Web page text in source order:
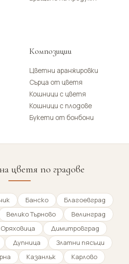
Композиции
Цветни аранжировки
Сърца от цветя
Кошници с цветя
Кошници с плодове
Букети от бонбони
цветя по градове
Банско
Благоевград
Велико Търново
Велинград
Димитровград
Дупница
Златни пясъци
Казанлък Карлово